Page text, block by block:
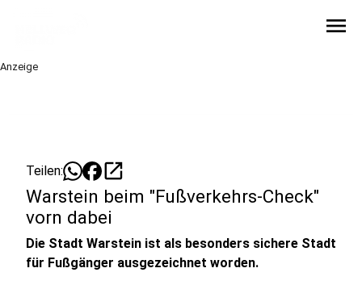
menu
Anzeige
Teilen: open_in_new
Warstein beim "Fußverkehrs-Check"
vorn dabei
Die Stadt Warstein ist als besonders sichere Stadt
für Fußgänger ausgezeichnet worden.